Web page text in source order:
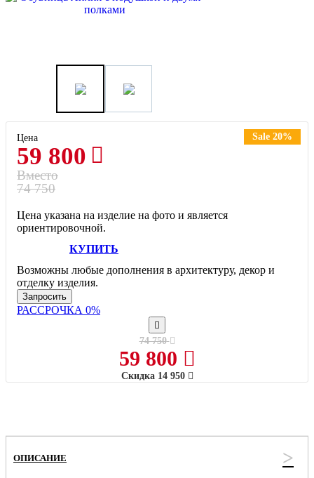
Цена
59 800
Sale 20%
Вместо
74 750
Цена указана на изделие на фото и является
ориентировочной.
КУПИТЬ
Возможны любые дополнения в архитектуру, декор и
отделку изделия.
Запросить
РАССРОЧКА 0%
74 750
59 800
Скидка 14 950
ОПИСАНИЕ